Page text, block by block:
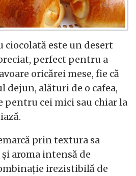
ciocolată este un desert
perfect pentru a
oricărei mese, fie că
dejun, alături de o cafea,
pentru cei mici sau chiar la
prin textura sa
aroma intensă de
irezistibilă de